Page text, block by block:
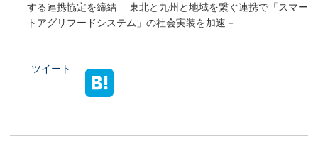
検索
する連携協定を締結― 東北と九州と地域を繋ぐ連携で「スマー
トアグリフードシステム」の社会実装を加速－
ツイート